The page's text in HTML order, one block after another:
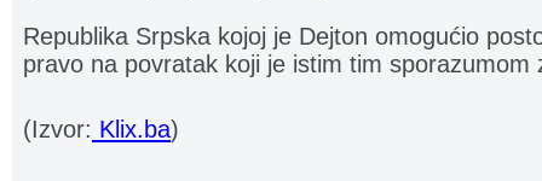
Republika Srpska kojoj je Dejton omogućio
pravo na povratak koji je istim tim sporazumom
(Izvor: Klix.ba)